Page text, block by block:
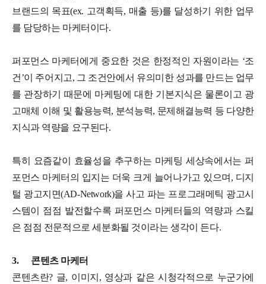
브랜드의 목표(ex. 고객획득, 매출 등)를 달성하기 위한 업무
를 담당하는 마케터이다.
퍼포먼스 마케터에게 중요한 것은 한정적인 자원이라는 ‘조
건’이 주어지고, 그 조건안에서 유의미한 성과를 만드는 업무
를 관장하기 때문에 마케팅에 대한 기본지식은 물론이고 광
고매체 이해 및 활용능력, 분석능력, 문제해결능력 등 다양한
지식과 역량을 요구된다.
특히 요즘같이 효율성을 추구하는 마케팅 세상속에서는 퍼
포먼스 마케터의 입지는 더욱 크게 늘어나가고 있으며, 디지
털 광고지면(AD-Network)을 사고 파는 프로그래메틱 광고시
스템이 점점 발전할수록 퍼포먼스 마케터들의 역량과 스킬
은 점점 전문적으로 세분화될 것이라는 생각이 든다.
3.
콘텐츠 마케터
콘텐츠란? 글, 이미지, 영상과 같은 시청각적으로 누군가에